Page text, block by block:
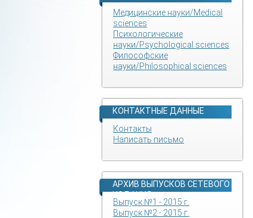
Медицинские науки/Medical
sciences
Психологические
науки/Psychological sciences
Философские
науки/Philosophical sciences
КОНТАКТНЫЕ ДАННЫЕ
Контакты
Написать письмо
АРХИВ ВЫПУСКОВ СЕТЕВОГО
ИЗДАНИЯ
Выпуск №1 - 2015 г.
Выпуск №2 - 2015 г.